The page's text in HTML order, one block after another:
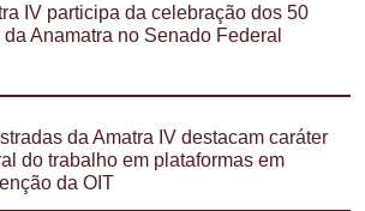
IV participa da celebração dos 50
da Anamatra no Senado Federal
da Amatra IV destacam caráter
do trabalho em plataformas em
da OIT